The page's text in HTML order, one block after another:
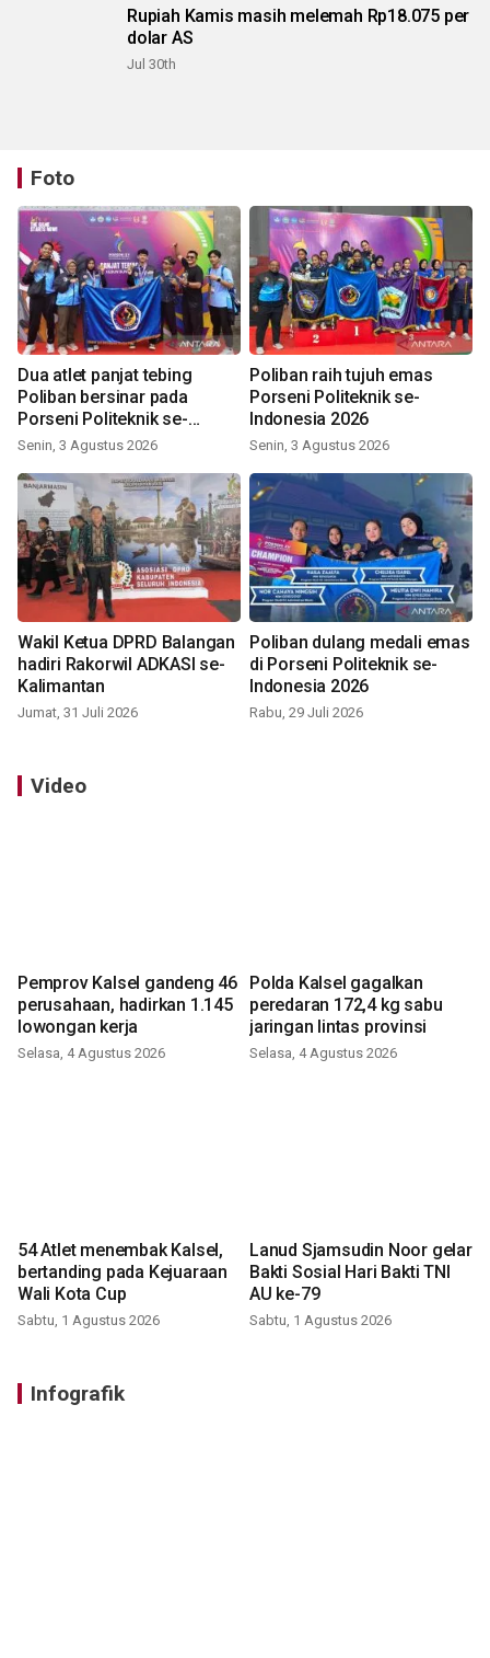
Rupiah Kamis masih melemah Rp18.075 per
dolar AS
Jul 30th
Foto
Dua atlet panjat tebing
Poliban bersinar pada
Porseni Politeknik se-
Indonesia 2026
Senin, 3 Agustus 2026
Poliban raih tujuh emas
Porseni Politeknik se-
Indonesia 2026
Senin, 3 Agustus 2026
Wakil Ketua DPRD Balangan
hadiri Rakorwil ADKASI se-
Kalimantan
Jumat, 31 Juli 2026
Poliban dulang medali emas
di Porseni Politeknik se-
Indonesia 2026
Rabu, 29 Juli 2026
Video
Pemprov Kalsel gandeng 46
perusahaan, hadirkan 1.145
lowongan kerja
Selasa, 4 Agustus 2026
Polda Kalsel gagalkan
peredaran 172,4 kg sabu
jaringan lintas provinsi
Selasa, 4 Agustus 2026
54 Atlet menembak Kalsel,
bertanding pada Kejuaraan
Wali Kota Cup
Sabtu, 1 Agustus 2026
Lanud Sjamsudin Noor gelar
Bakti Sosial Hari Bakti TNI
AU ke-79
Sabtu, 1 Agustus 2026
Infografik